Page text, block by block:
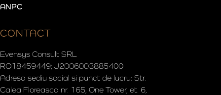
ANPC
CONTACT
Evensys Consult SRL
RO18459449; J2006003885400
Adresa sediu social si punct de lucru: Str.
Calea Floreasca nr. 165, One Tower, et. 6,